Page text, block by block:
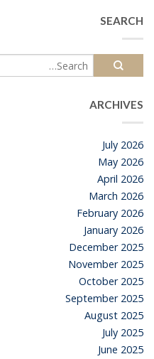
SEARCH
ARCHIVES
July 2026
May 2026
April 2026
March 2026
February 2026
January 2026
December 2025
November 2025
October 2025
September 2025
August 2025
July 2025
June 2025